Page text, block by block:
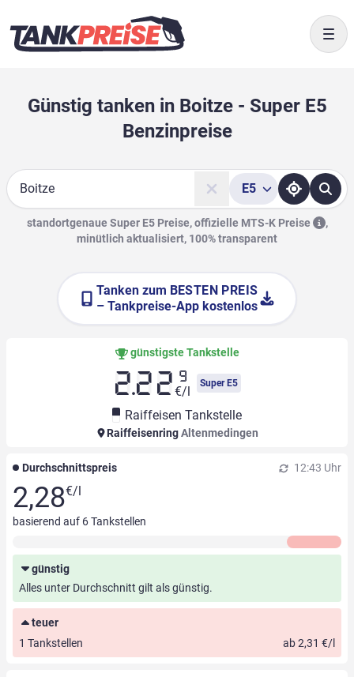
Günstig tanken in Boitze - Super E5
Benzinpreise
Suche
E5
standortgenaue Super E5 Preise, offizielle MTS-K Preise
,
minütlich aktualisiert, 100% transparent
Tanken zum BESTEN PREIS
– Tankpreise-App kostenlos
günstigste Tankstelle
2.22 9
€/l
Super E5
Raiffeisen Tankstelle
RaiffeisenringAltenmedingen
Durchschnittspreis 12:43 Uhr
2,28€/l
basierend auf 6Tankstellen
günstig
Alles unter Durchschnitt gilt als günstig.
teuer
1 Tankstellen
ab 2,31 €/l